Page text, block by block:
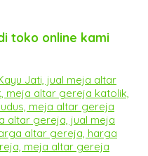
toko online kami